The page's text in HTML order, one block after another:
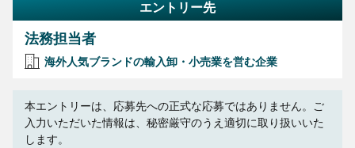
エントリー先
法務担当者
海外人気ブランドの輸入卸・小売業を営む企業
本エントリーは、応募先への正式な応募ではありません。ご
入力いただいた情報は、秘密厳守のうえ適切に取り扱いいた
します。